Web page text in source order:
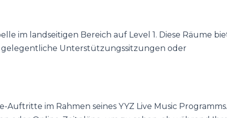
im landseitigen Bereich auf Level 1. Diese Räume
gelegentliche Unterstützungssitzungen oder
im Rahmen seines YYZ Live Music Programms.